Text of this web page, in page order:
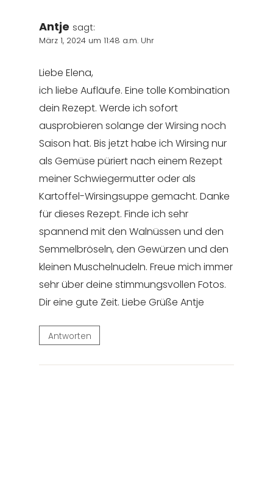
Antje sagt:
März 1, 2024 um 11:48 a.m. Uhr
Liebe Elena,
ich liebe Aufläufe. Eine tolle Kombination
dein Rezept. Werde ich sofort
ausprobieren solange der Wirsing noch
Saison hat. Bis jetzt habe ich Wirsing nur
als Gemüse püriert nach einem Rezept
meiner Schwiegermutter oder als
Kartoffel-Wirsingsuppe gemacht. Danke
für dieses Rezept. Finde ich sehr
spannend mit den Walnüssen und den
Semmelbröseln, den Gewürzen und den
kleinen Muschelnudeln. Freue mich immer
sehr über deine stimmungsvollen Fotos.
Dir eine gute Zeit. Liebe Grüße Antje
Antworten